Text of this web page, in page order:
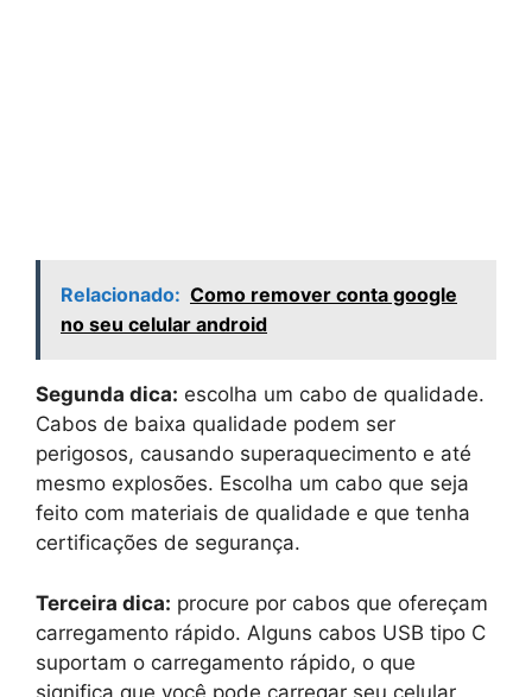
Relacionado: Como remover conta google
no seu celular android
Segunda dica: escolha um cabo de qualidade.
Cabos de baixa qualidade podem ser
perigosos, causando superaquecimento e até
mesmo explosões. Escolha um cabo que seja
feito com materiais de qualidade e que tenha
certificações de segurança.
Terceira dica: procure por cabos que ofereçam
carregamento rápido. Alguns cabos USB tipo C
suportam o carregamento rápido, o que
significa que você pode carregar seu celular